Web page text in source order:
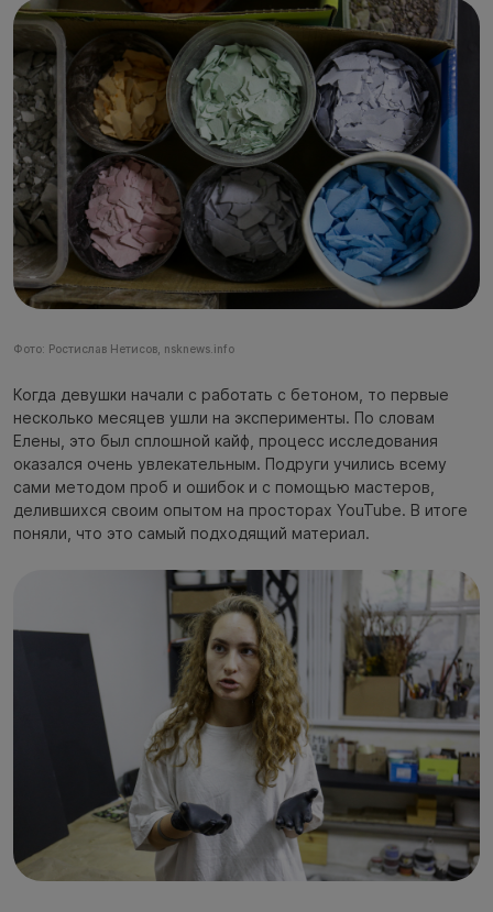
Фото: Ростислав Нетисов, nsknews.info
Когда девушки начали с работать с бетоном, то первые
несколько месяцев ушли на эксперименты. По словам
Елены, это был сплошной кайф, процесс исследования
оказался очень увлекательным. Подруги учились всему
сами методом проб и ошибок и с помощью мастеров,
делившихся своим опытом на просторах YouTube. В итоге
поняли, что это самый подходящий материал.